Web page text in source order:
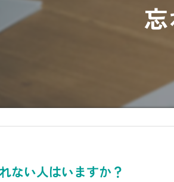
マッサージ
経理・記帳代行
ない人はいますか？